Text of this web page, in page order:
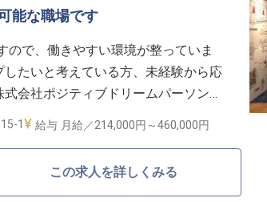
で日頃の頑張りを評価します。
プライベートの時間も大切にしなが
施設の社員割引など、充実した福利
行制度があり、長く働くほどに新
能な職場です
ので、働きやすい環境が整っていま
たいと考えている方、未経験から応
会社ポジティブドリームパーソンズ
ラン、ウエディングなど様々な事業
い立地も魅力です。※この求人は
1 給与 月給／214,000円～460,000円
この求人を詳しくみる